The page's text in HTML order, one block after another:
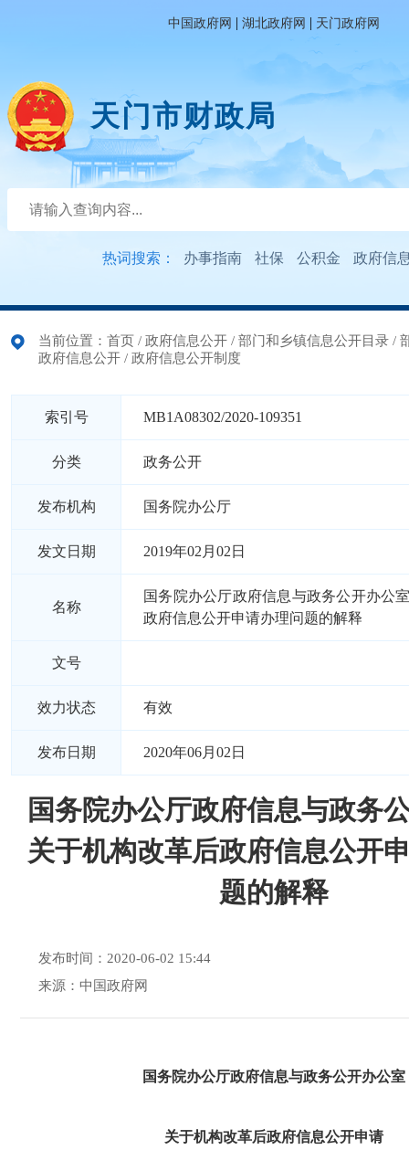
中国政府网 | 湖北政府网 | 天门政府网
天门市财政局
热词搜索： 办事指南 社保 公积金 政府信
当前位置： 首页 / 政府信息公开 / 部门和乡镇信息公开目录 /
政府信息公开 / 政府信息公开制度
索引号 MB1A08302/2020-109351
分类 政务公开
发布机构 国务院办公厅
发文日期 2019年02月02日
名称
国务院办公厅政府信息与政务公开办公
政府信息公开申请办理问题的解释
文号
效力状态 有效
发布日期 2020年06月02日
国务院办公厅政府信息与政务
关于机构改革后政府信息公开
题的解释
发布时间：2020-06-02 15:44
来源：中国政府网
国务院办公厅政府信息与政务公开办公室
关于机构改革后政府信息公开申请